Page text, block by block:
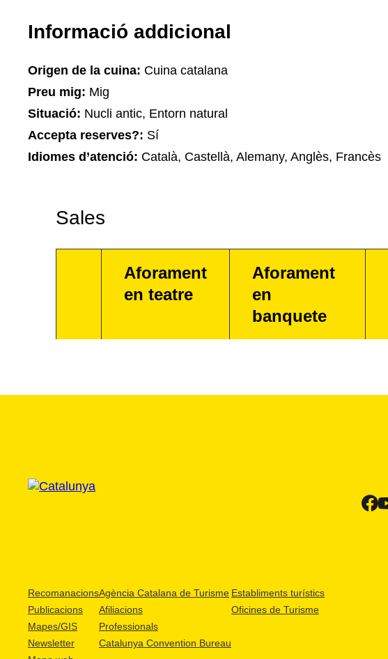
Informació addicional
Origen de la cuina: Cuina catalana
Preu mig: Mig
Situació: Nucli antic, Entorn natural
Accepta reserves?: Sí
Idiomes d’atenció: Català, Castellà, Alemany, Anglès, Francès
Sales
Aforament
en teatre
Aforament
en
banquete
Recomanacions
Publicacions
Mapes/GIS
Newsletter
Agència Catalana de Turisme
Afiliacions
Professionals
Catalunya Convention Bureau
Establiments turístics
Oficines de Turisme